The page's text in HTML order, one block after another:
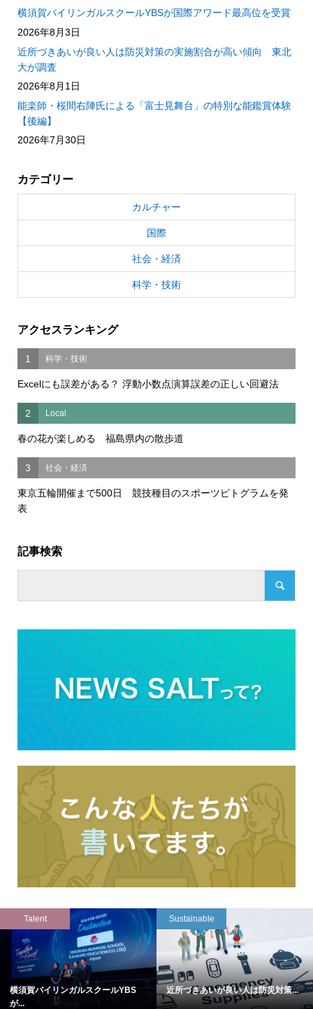
横須賀バイリンガルスクールYBSが国際アワード最高位を受賞
2026年8月3日
近所づきあいが良い人は防災対策の実施割合が高い傾向 東北
大が調査
2026年8月1日
能楽師・桜間右陣氏による「富士見舞台」の特別な能鑑賞体験
【後編】
2026年7月30日
カテゴリー
カルチャー
国際
社会・経済
科学・技術
アクセスランキング
1 科学・技術
Excelにも誤差がある？ 浮動小数点演算誤差の正しい回避法
2 Local
春の花が楽しめる 福島県内の散歩道
3 社会・経済
東京五輪開催まで500日 競技種目のスポーツピトグラムを発
表
記事検索
Talent
横須賀バイリンガルスクールYBS
が...
Sustainable
近所づきあいが良い人は防災対策...